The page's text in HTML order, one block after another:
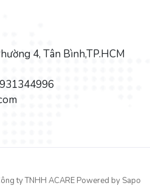
4, Tân Bình,TP.HCM
ty TNHH ACARE Powered by Sapo